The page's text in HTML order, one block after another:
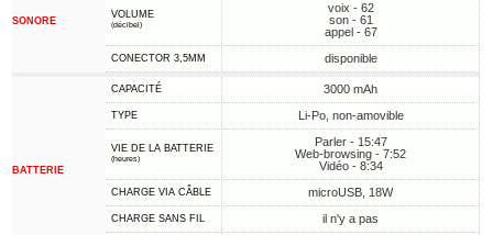
SONORE
VOLUME
(décibel)
voix - 62
son - 61
appel - 67
CONECTOR 3,5MM disponible
BATTERIE
CAPACITÉ 3000 mAh
TYPE Li-Po, non-amovible
VIE DE LA BATTERIE
(heures)
Parler - 15:47
Web-browsing - 7:52
Vidéo - 8:34
CHARGE VIA CÂBLE microUSB, 18W
CHARGE SANS FIL il n'y a pas